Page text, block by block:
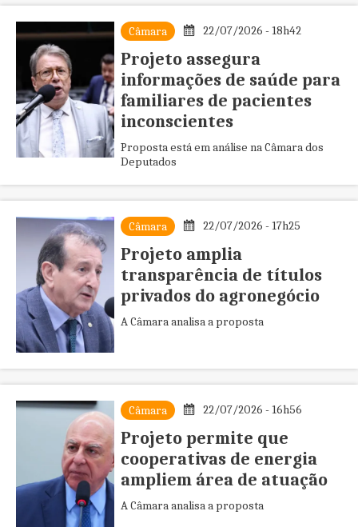
Câmara 22/07/2026 - 18h42
Projeto assegura
informações de saúde para
familiares de pacientes
inconscientes
Proposta está em análise na Câmara dos
Deputados
Câmara 22/07/2026 - 17h25
Projeto amplia
transparência de títulos
privados do agronegócio
A Câmara analisa a proposta
Câmara 22/07/2026 - 16h56
Projeto permite que
cooperativas de energia
ampliem área de atuação
A Câmara analisa a proposta